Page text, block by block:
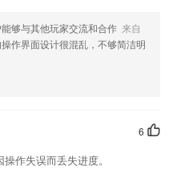
够与其他玩家交流和合作 来自
作界面设计很混乱，不够简洁明
6
作失误而丢失进度。